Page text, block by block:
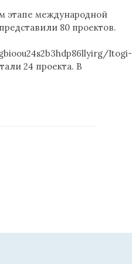
этапе международной
80 проектов.
Itogi-
24 проекта. В